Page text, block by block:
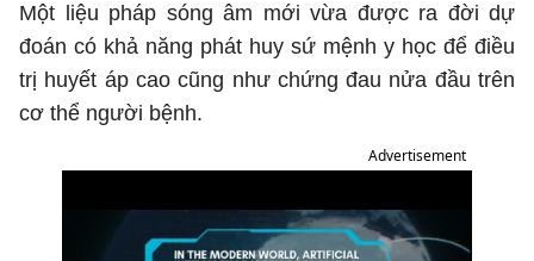
Một liệu pháp sóng âm mới vừa được ra đời dự
đoán có khả năng phát huy sứ mệnh y học để điều
trị huyết áp cao cũng như chứng đau nửa đầu trên
cơ thể người bệnh.
Advertisement